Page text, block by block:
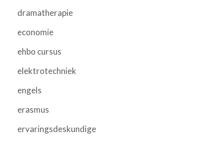
dramatherapie
economie
ehbo cursus
elektrotechniek
engels
erasmus
ervaringsdeskundige